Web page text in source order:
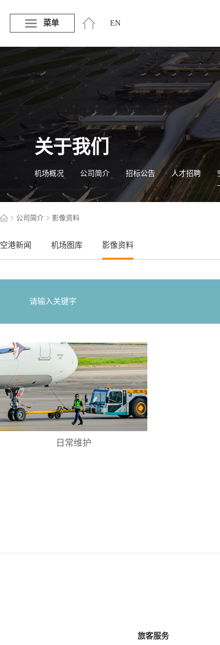
菜单 EN
关于我们
机场概况 公司简介 招标公告 人才招聘
公司简介 影像资料
空港新闻 机场图库 影像资料
日常维护
旅客服务